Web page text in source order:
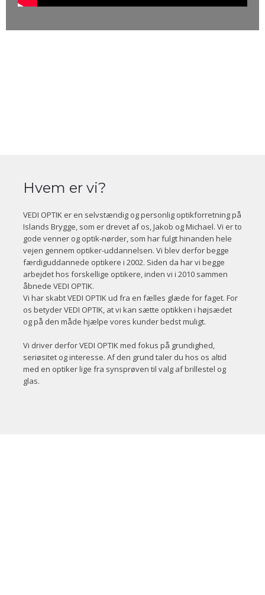
Hvem er vi?
​VEDI OPTIK er en selvstændig og personlig optikforretning på
Islands Brygge, som er drevet af os, Jakob og Michael. Vi er to
gode venner og optik-nørder, som har fulgt hinanden hele
vejen gennem optiker-uddannelsen. Vi blev derfor begge
færdiguddannede optikere i 2002. Siden da har vi begge
arbejdet hos forskellige optikere, inden vi i 2010 sammen
åbnede VEDI OPTIK.
Vi har skabt VEDI OPTIK ud fra en fælles glæde for faget. For
os betyder VEDI OPTIK, at vi kan sætte optikken i højsædet
og på den måde hjælpe vores kunder bedst muligt.
Vi driver derfor VEDI OPTIK med fokus på grundighed,
seriøsitet og interesse. Af den grund taler du hos os altid
med en optiker lige fra synsprøven til valg af brillestel og
glas.